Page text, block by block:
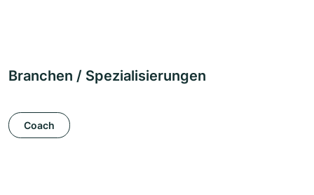
Branchen / Spezialisierungen
Coach